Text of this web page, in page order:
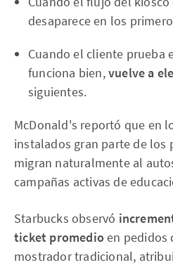
desaparece en los
Cuando el cliente prueba
funciona bien,vuelve a
siguientes.
McDonald's reportó que en
instalados gran parte de los
migran naturalmente al
campañas activas de
Starbucks observó
ticket promedio en pedidos
mostrador tradicional,